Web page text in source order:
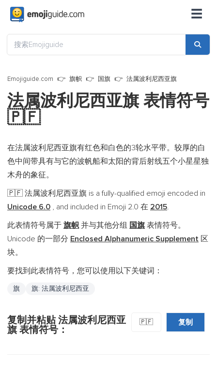
☰
Emojiguide.com 旗帜 国旗 法属波利尼西亚旗
法属波利尼西亚旗 表情符号
🇵🇫
在法属波利尼西亚旗有红色和白色的3轮水平带。较厚的白
色中间带具有与它的波帆船和太阳的背后射线五个小星星独
木舟的象征。
🇵🇫 法属波利尼西亚旗 is a fully-qualified emoji encoded in
Unicode 6.0 , and included in Emoji 2.0 在 2015.
此表情符号属于 旗帜并与其他分组 国旗 表情符号。
Unicode 的一部分 Enclosed Alphanumeric Supplement 区
块。
要找到此表情符号，您可以使用以下关键词：
旗 旗: 法属波利尼西亚
复制并粘贴 法属波利尼西亚
旗 表情符号：
🇵🇫 复制